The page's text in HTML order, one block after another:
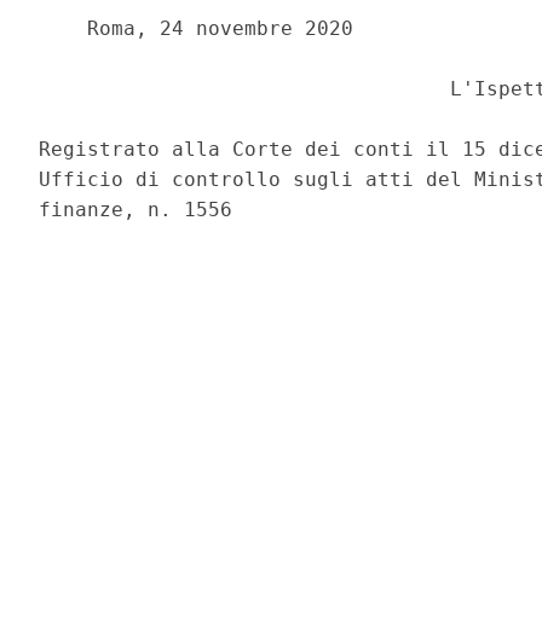
    Roma, 24 novembre 2020
Registrato alla Corte dei conti il 15
Ufficio di controllo sugli atti del